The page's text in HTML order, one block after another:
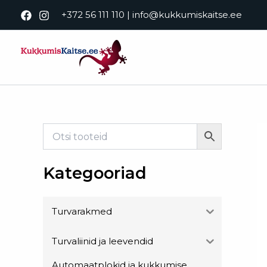
+372 56 111 110 | info@kukkumiskaitse.ee
Kategooriad
Turvarakmed
Turvaliinid ja leevendid